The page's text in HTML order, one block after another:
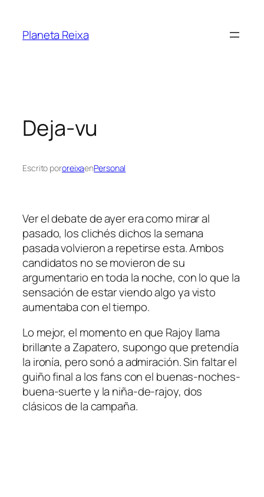
contenido
Planeta Reixa
Deja-vu
Escrito pororeixaenPersonal
Ver el debate de ayer era como mirar al
pasado, los clichés dichos la semana
pasada volvieron a repetirse esta. Ambos
candidatos no se movieron de su
argumentario en toda la noche, con lo que la
sensación de estar viendo algo ya visto
aumentaba con el tiempo.
Lo mejor, el momento en que Rajoy llama
brillante a Zapatero, supongo que pretendía
la ironía, pero sonó a admiración. Sin faltar el
guiño final a los fans con el buenas-noches-
buena-suerte y la niña-de-rajoy, dos
clásicos de la campaña.